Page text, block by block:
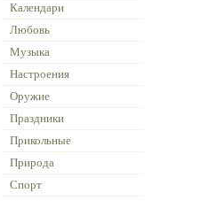
Календари
Любовь
Музыка
Настроения
Оружие
Праздники
Прикольные
Природа
Спорт